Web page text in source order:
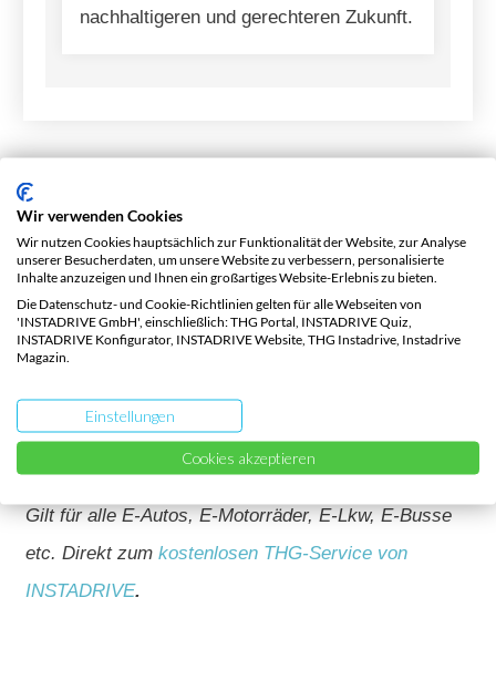
nachhaltigeren und gerechteren Zukunft.
Elektrisch unterwegs?
Alles, was du zurTHG-
wissen musst
E-Mail-Adresse eingeben, Fahrzeugschein
hochladen, Prämie kassieren. Dauert nur Sekunden.
Gilt für alle E-Autos, E-Motorräder, E-Lkw, E-Busse
etc. Direkt zum kostenlosen THG-Service von
INSTADRIVE.
Wir verwenden Cookies
Wir nutzen Cookies hauptsächlich zur Funktionalität der Website, zur Analyse
unserer Besucherdaten, um unsere Website zu verbessern, personalisierte
Inhalte anzuzeigen und Ihnen ein großartiges Website-Erlebnis zu bieten.
Die Datenschutz- und Cookie-Richtlinien gelten für alle Webseiten von
'INSTADRIVE GmbH', einschließlich: THG Portal, INSTADRIVE Quiz,
INSTADRIVE Konfigurator, INSTADRIVE Website, THG Instadrive, Instadrive
Magazin.
Einstellungen
Cookies akzeptieren